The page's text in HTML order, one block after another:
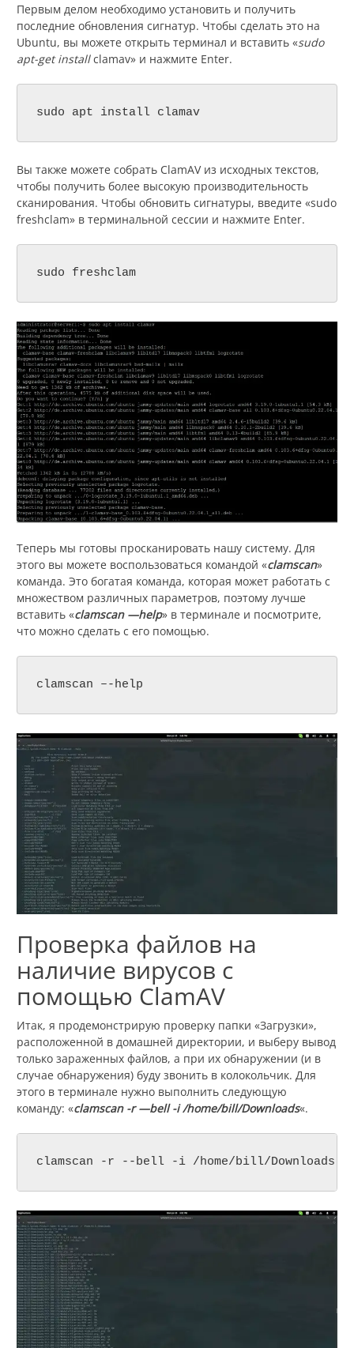
Первым делом необходимо установить и получить
последние обновления сигнатур. Чтобы сделать это на
Ubuntu, вы можете открыть терминал и вставить «sudo
apt-get installclamav» и нажмите Enter.
sudo apt install clamav
Вы также можете собрать ClamAV из исходных текстов,
чтобы получить более высокую производительность
сканирования. Чтобы обновить сигнатуры, введите «sudo
freshclam» в терминальной сессии и нажмите Enter.
sudo freshclam
Теперь мы готовы просканировать нашу систему. Для
этого вы можете воспользоваться командой «clamscan»
команда. Это богатая команда, которая может работать с
множеством различных параметров, поэтому лучше
вставить «clamscan —help» в терминале и посмотрите,
что можно сделать с его помощью.
clamscan –-help
Проверка файлов на
наличие вирусов с
помощью ClamAV
Итак, я продемонстрирую проверку папки «Загрузки»,
расположенной в домашней директории, и выберу вывод
только зараженных файлов, а при их обнаружении (и в
случае обнаружения) буду звонить в колокольчик. Для
этого в терминале нужно выполнить следующую
команду: «clamscan -r —bell -i /home/bill/Downloads«.
clamscan -r --bell -i /home/bill/Downloads